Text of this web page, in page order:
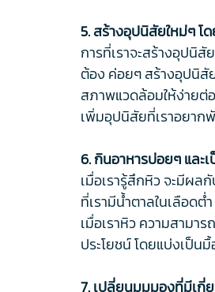
5. สร้างอุปนิสัยใหม่ๆ โ
การที่เราจะสร้างอุปนิสั
ต้อง ค่อยๆ สร้างอุปนิสั
สภาพแวดล้อมให้ง่ายต่
เพิ่มอุปนิสัยที่เราอยาก
6. กินอาหารบ่อยๆ และ
เมื่อเรารู้สึกหิว จะมีผล
ที่เรามีน้ำตาลในเลือด
เมื่อเราหิว ความสามา
ประโยชน์ โดยแบ่งเป็น
7. เปลี่ยนมุมมองที่มีเกี่